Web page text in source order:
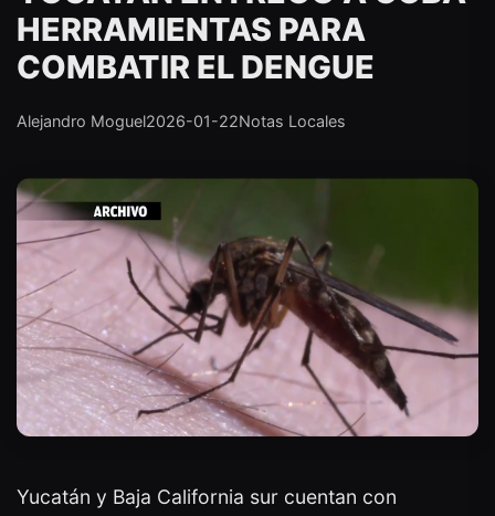
HERRAMIENTAS PARA
COMBATIR EL DENGUE
Alejandro Moguel2026-01-22Notas Locales
Yucatán y Baja California sur cuentan con